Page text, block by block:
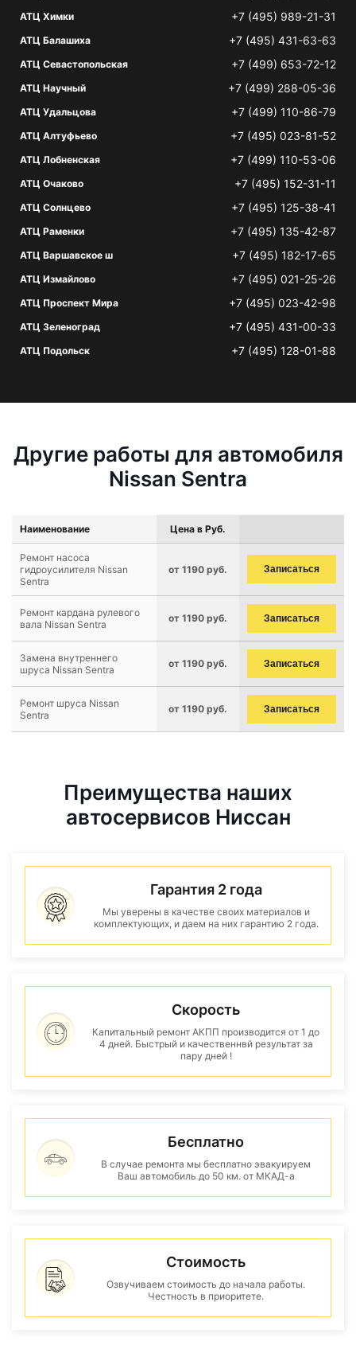
АТЦ Химки +7 (495) 989-21-31
АТЦ Балашиха +7 (495) 431-63-63
АТЦ Севастопольская +7 (499) 653-72-12
АТЦ Научный +7 (499) 288-05-36
АТЦ Удальцова +7 (499) 110-86-79
АТЦ Алтуфьево +7 (495) 023-81-52
АТЦ Лобненская +7 (499) 110-53-06
АТЦ Очаково +7 (495) 152-31-11
АТЦ Солнцево +7 (495) 125-38-41
АТЦ Раменки +7 (495) 135-42-87
АТЦ Варшавское ш +7 (495) 182-17-65
АТЦ Измайлово +7 (495) 021-25-26
АТЦ Проспект Мира +7 (495) 023-42-98
АТЦ Зеленоград +7 (495) 431-00-33
АТЦ Подольск +7 (495) 128-01-88
Другие работы для автомобиля
Nissan Sentra
Наименование Цена в Руб.
Ремонт насоса
гидроусилителя Nissan
Sentra
от 1190 руб. Записаться
Ремонт кардана рулевого
вала Nissan Sentra
от 1190 руб. Записаться
Замена внутреннего
шруса Nissan Sentra
от 1190 руб. Записаться
Ремонт шруса Nissan
Sentra
от 1190 руб. Записаться
Преимущества наших
автосервисов Ниссан
Гарантия 2 года
Мы уверены в качестве своих материалов и
комплектующих, и даем на них гарантию 2 года.
Скорость
Капитальный ремонт АКПП производится от 1 до
4 дней. Быстрый и качественнвй результат за
пару дней !
Бесплатно
В случае ремонта мы бесплатно эвакуируем
Ваш автомобиль до 50 км. от МКАД-а
Стоимость
Озвучиваем стоимость до начала работы.
Честность в приоритете.